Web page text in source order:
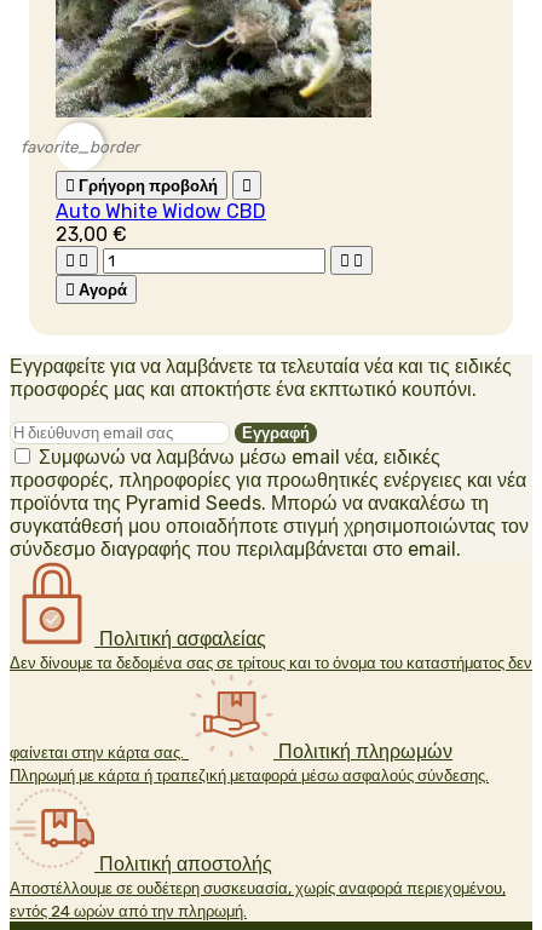
favorite_border
 Γρήγορη προβολή 
Auto White Widow CBD
23,00 €
   
 Αγορά
Εγγραφείτε για να λαμβάνετε τα τελευταία νέα και τις ειδικές
προσφορές μας και αποκτήστε ένα εκπτωτικό κουπόνι.
Συμφωνώ να λαμβάνω μέσω email νέα, ειδικές
προσφορές, πληροφορίες για προωθητικές ενέργειες και νέα
προϊόντα της Pyramid Seeds. Μπορώ να ανακαλέσω τη
συγκατάθεσή μου οποιαδήποτε στιγμή χρησιμοποιώντας τον
σύνδεσμο διαγραφής που περιλαμβάνεται στο email.
Πολιτική ασφαλείας
Δεν δίνουμε τα δεδομένα σας σε τρίτους και το όνομα του καταστήματος δεν
φαίνεται στην κάρτα σας. Πολιτική πληρωμών
Πληρωμή με κάρτα ή τραπεζική μεταφορά μέσω ασφαλούς σύνδεσης.
Πολιτική αποστολής
Αποστέλλουμε σε ουδέτερη συσκευασία, χωρίς αναφορά περιεχομένου,
εντός 24 ωρών από την πληρωμή.